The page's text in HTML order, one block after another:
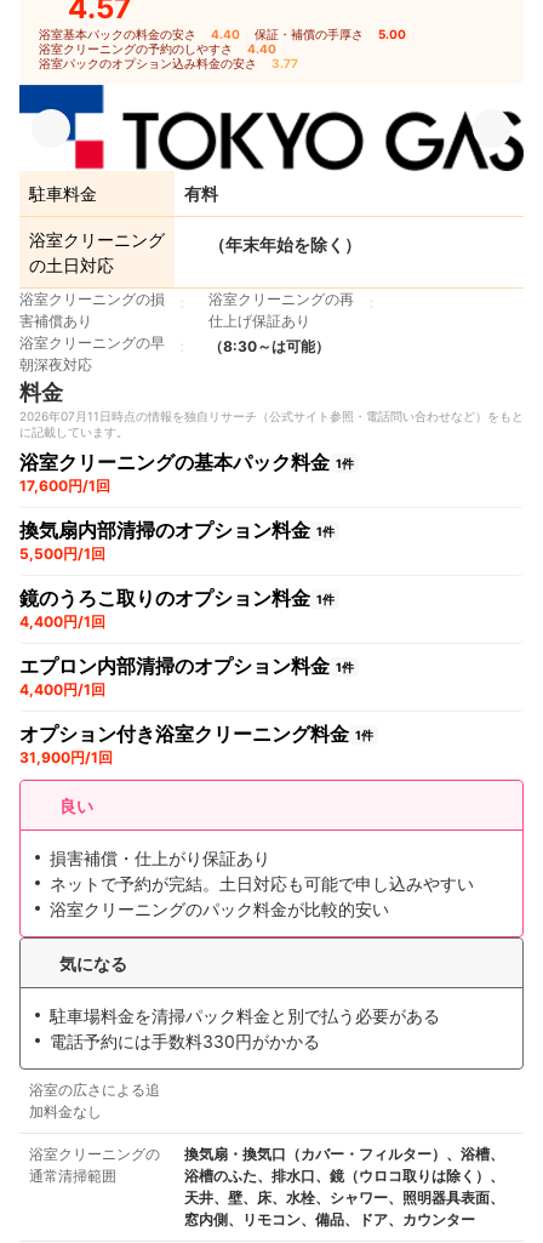
4.57
浴室基本パックの料金の安さ 4.40 保証・補償の手厚さ 5.00
浴室クリーニングの予約のしやすさ 4.40
浴室パックのオプション込み料金の安さ 3.77
駐車料金 有料
浴室クリーニング
の土日対応
（年末年始を除く）
浴室クリーニングの損
害補償あり
浴室クリーニングの再
仕上げ保証あり
浴室クリーニングの早
朝深夜対応
（8:30～は可能）
料金
2026年07月11日時点の情報を独自リサーチ（公式サイト参照・電話問い合わせなど）をもと
に記載しています。
浴室クリーニングの基本パック料金 1件
17,600円/1回
換気扇内部清掃のオプション料金 1件
5,500円/1回
鏡のうろこ取りのオプション料金 1件
4,400円/1回
エプロン内部清掃のオプション料金 1件
4,400円/1回
オプション付き浴室クリーニング料金 1件
31,900円/1回
良い
損害補償・仕上がり保証あり
ネットで予約が完結。土日対応も可能で申し込みやすい
浴室クリーニングのパック料金が比較的安い
気になる
駐車場料金を清掃パック料金と別で払う必要がある
電話予約には手数料330円がかかる
浴室の広さによる追
加料金なし
浴室クリーニングの
通常清掃範囲
換気扇・換気口（カバー・フィルター）、浴槽、
浴槽のふた、排水口、鏡（ウロコ取りは除く）、
天井、壁、床、水栓、シャワー、照明器具表面、
窓内側、リモコン、備品、ドア、カウンター